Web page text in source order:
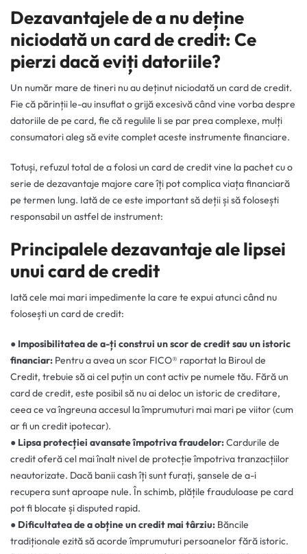
Dezavantajele de a nu deține
niciodată un card de credit: Ce
pierzi dacă eviți datoriile?
Un număr mare de tineri nu au deținut niciodată un card de credit.
Fie că părinții le-au insuflat o grijă excesivă când vine vorba despre
datoriile de pe card, fie că regulile li se par prea complexe, mulți
consumatori aleg să evite complet aceste instrumente financiare.
Totuși, refuzul total de a folosi un card de credit vine la pachet cu o
serie de dezavantaje majore care îți pot complica viața financiară
pe termen lung. Iată de ce este important să deții și să folosești
responsabil un astfel de instrument:
Principalele dezavantaje ale lipsei
unui card de credit
Iată cele mai mari impedimente la care te expui atunci când nu
folosești un card de credit:
● Imposibilitatea de a-ți construi un scor de credit sau un istoric
financiar: Pentru a avea un scor FICO® raportat la Biroul de
Credit, trebuie să ai cel puțin un cont activ pe numele tău. Fără un
card de credit, este posibil să nu ai deloc un istoric de creditare,
ceea ce va îngreuna accesul la împrumuturi mai mari pe viitor (cum
ar fi un credit ipotecar).
● Lipsa protecției avansate împotriva fraudelor:Cardurile de
credit oferă cel mai înalt nivel de protecție împotriva tranzacțiilor
neautorizate. Dacă banii cash îți sunt furați, șansele de a-i
recupera sunt aproape nule. În schimb, plățile frauduloase pe card
pot fi blocate și disputed rapid.
● Dificultatea de a obține un credit mai târziu: Băncile
tradiționale ezită să acorde împrumuturi persoanelor fără istoric.